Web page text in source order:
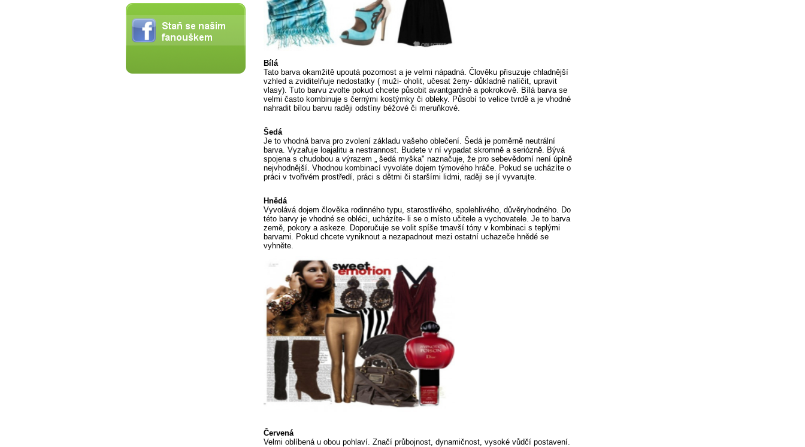
Bílá
Tato barva okamžitě upoutá pozornost a je velmi nápadná. Člověku přisuzuje chladnější
vzhled a zviditelňuje nedostatky ( muži- oholit, učesat ženy- důkladně nalíčit, upravit
vlasy). Tuto barvu zvolte pokud chcete působit avantgardně a pokrokově. Bílá barva se
velmi často kombinuje s černými kostýmky či obleky. Působí to velice tvrdě a je vhodné
nahradit bílou barvu raději odstíny béžové či meruňkové.
Šedá
Je to vhodná barva pro zvolení základu vašeho oblečení. Šedá je poměrně neutrální
barva. Vyzařuje loajalitu a nestrannost. Budete v ní vypadat skromně a seriózně. Bývá
spojena s chudobou a výrazem „ šedá myška" naznačuje, že pro sebevědomí není úplně
nejvhodnější. Vhodnou kombinací vyvoláte dojem týmového hráče. Pokud se ucházíte o
práci v tvořivém prostředí, práci s dětmi či staršími lidmi, raději se jí vyvarujte.
Hnědá
Vyvolává dojem člověka rodinného typu, starostlivého, spolehlivého, důvěryhodného. Do
této barvy je vhodné se obléci, ucházíte- li se o místo učitele a vychovatele. Je to barva
země, pokory a askeze. Doporučuje se volit spíše tmavší tóny v kombinaci s teplými
barvami. Pokud chcete vyniknout a nezapadnout mezi ostatní uchazeče hnědé se
vyhněte.
Červená
Velmi oblíbená u obou pohlaví. Značí průbojnost, dynamičnost, vysoké vůdčí postavení.